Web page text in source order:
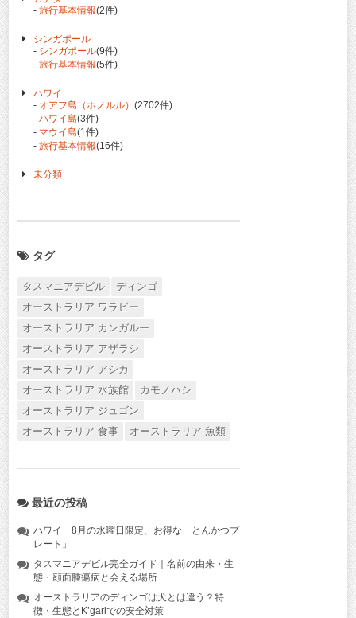
- 旅行基本情報(2件)
シンガポール
- シンガポール(9件)
- 旅行基本情報(5件)
ハワイ
- オアフ島（ホノルル） (2702件)
- ハワイ島(3件)
- マウイ島(1件)
- 旅行基本情報(16件)
未分類
タグ
タスマニアデビル
ディンゴ
オーストラリア ワラビー
オーストラリア カンガルー
オーストラリア アザラシ
オーストラリア アシカ
オーストラリア 水族館
カモノハシ
オーストラリア ジュゴン
オーストラリア 食事
オーストラリア 魚類
最近の投稿
ハワイ 8月の水曜日限定、お得な「とんかつプ
レート」
タスマニアデビル完全ガイド｜名前の由来・生
態・顔面腫瘍病と会える場所
オーストラリアのディンゴは犬とは違う？特
徴・生態とK’gariでの安全対策